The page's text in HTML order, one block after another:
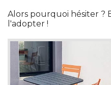
Alors pourquoi hésiter ?
l'adopter !